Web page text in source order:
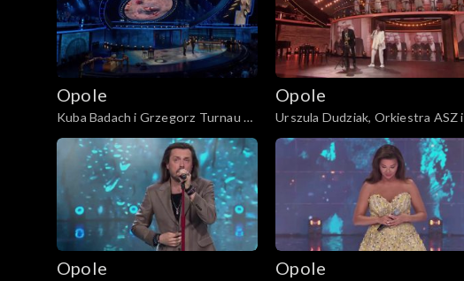
Opole 2007
Opole 2006
Opole 2005
Opole 2004
Majewska & Korcz okrągłe 45!
Opolskie archiwum
Opole
Kuba Badach i Grzegorz Turnau –
„Małe tęsknoty”. 62. KFPP: „Małe
tęsknoty – koncert pamięci
Wojciecha Trzcińskiego”
Opole
Urszula Dudziak, Orkiestra ASZ i
Henryk Miśkiewicz – medley
instrumentalny. 62. KFPP: „Małe
tęsknoty – koncert pamięci
Wojciecha Trzcińskiego”
Opole Opole